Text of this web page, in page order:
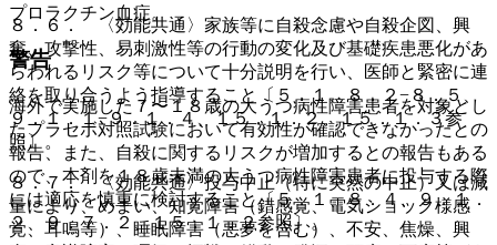
８．６． 〈効能共通〉家族等に自殺念慮や自殺企図、興
奮、攻撃性、易刺激性等の行動の変化及び基礎疾患悪化があ
らわれるリスク等について十分説明を行い、医師と緊密に連
絡を取り合うよう指導すること〔５．１、８．２−８．５、
９．１．１−９．１．４、１５．１．２、１５．１．３参
照〕。
８．７． 〈効能共通〉投与中止（特に突然の中止）又は減
量により、めまい、知覚障害（錯感覚、電気ショック様感
覚、耳鳴等）、睡眠障害（悪夢を含む）、不安、焦燥、興
プロラクチン血症。
警告
海外で実施した７〜１８歳の大うつ病性障害患者を対象とし
たプラセボ対照試験において有効性が確認できなかったとの
報告、また、自殺に関するリスクが増加するとの報告もある
ので、本剤を１８歳未満の大うつ病性障害患者に投与する際
には適応を慎重に検討すること〔５．１、８．４、９．１．
２、９．７．２、１５．１．２参照〕。